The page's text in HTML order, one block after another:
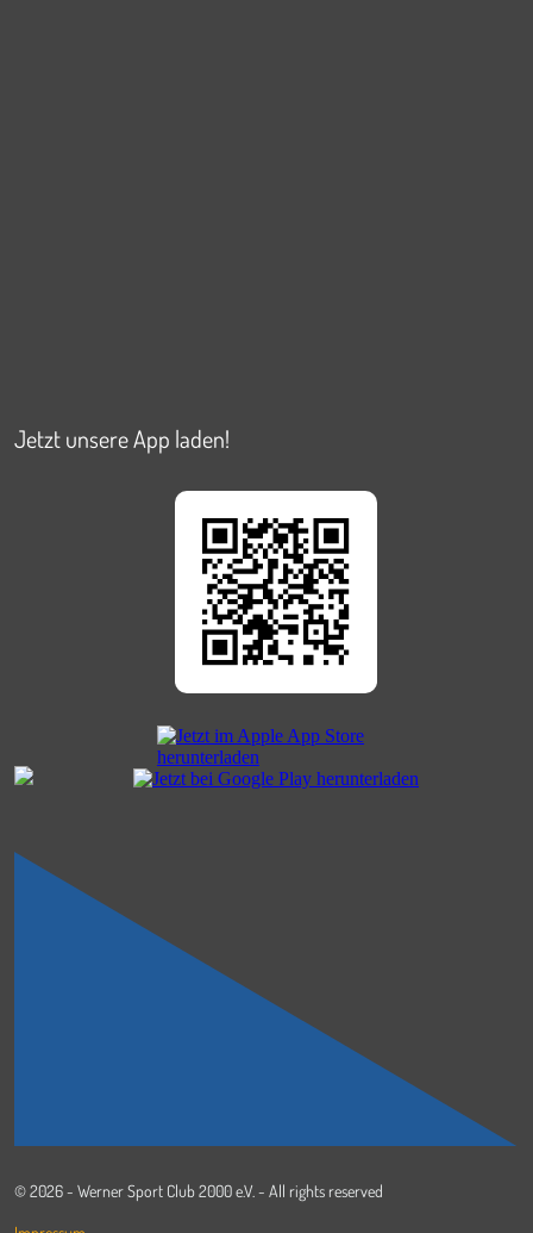
Jetzt unsere App laden!
© 2026 - Werner Sport Club 2000 e.V. - All rights reserved